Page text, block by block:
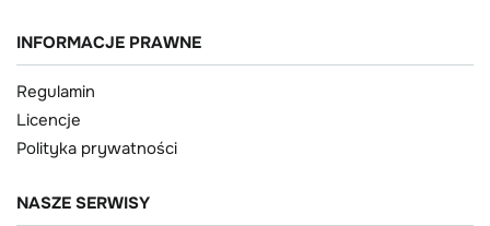
INFORMACJE PRAWNE
Regulamin
Licencje
Polityka prywatności
NASZE SERWISY